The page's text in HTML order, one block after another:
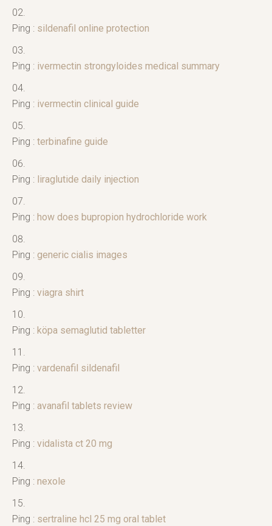
Ping : sildenafil online protection
Ping : ivermectin strongyloides medical summary
Ping : ivermectin clinical guide
Ping : terbinafine guide
Ping : liraglutide daily injection
Ping : how does bupropion hydrochloride work
Ping : generic cialis images
Ping : viagra shirt
Ping : köpa semaglutid tabletter
Ping : vardenafil sildenafil
Ping : avanafil tablets review
Ping : vidalista ct 20 mg
Ping : nexole
Ping : sertraline hcl 25 mg oral tablet